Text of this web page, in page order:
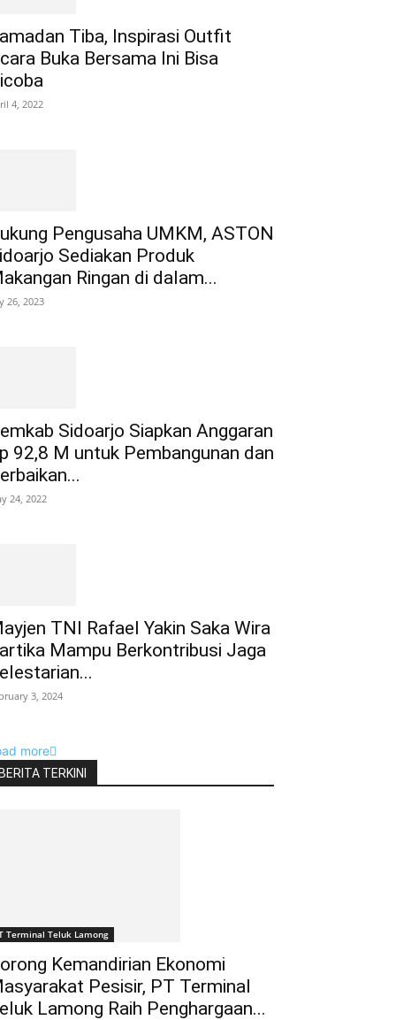
Tiba, Inspirasi Outfit
Buka Bersama Ini Bisa
4, 2022
Pengusaha UMKM, ASTON
Sediakan Produk
Ringan di dalam...
26, 2023
Sidoarjo Siapkan Anggaran
92,8 M untuk Pembangunan dan
24, 2022
TNI Rafael Yakin Saka Wira
Mampu Berkontribusi Jaga
3, 2024
more
BERITA TERKINI
Terminal Teluk Lamong
Kemandirian Ekonomi
Pesisir, PT Terminal
Lamong Raih Penghargaan...